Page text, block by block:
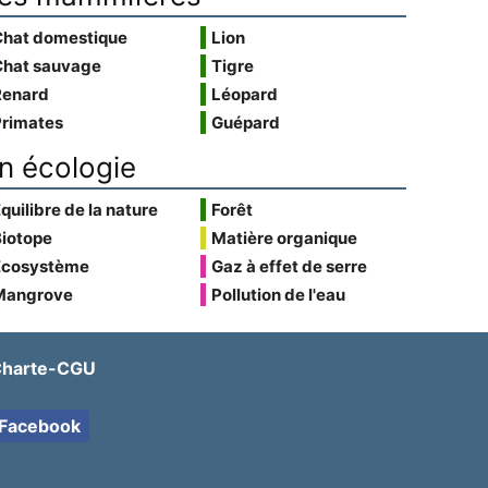
domestique
sauvage
Lion
Tigre
Léopard
Guépard
écologie
de la nature
Forêt
Matière organique
Gaz à effet de serre
Pollution de l'eau
CGU
Facebook